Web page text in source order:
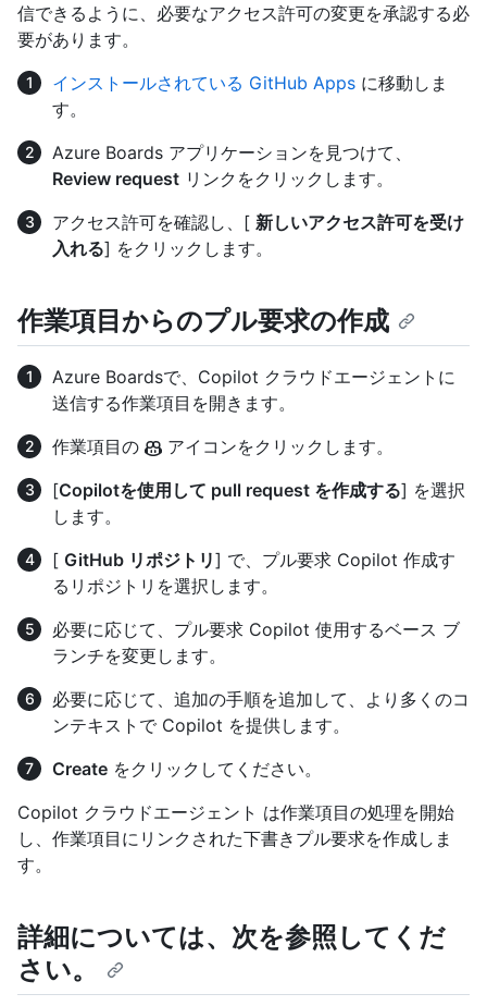
信できるように、必要なアクセス許可の変更を承認する必
要があります。
インストールされている GitHub Apps に移動しま
す。
Azure Boards アプリケーションを見つけて、
Review request リンクをクリックします。
アクセス許可を確認し、[ 新しいアクセス許可を受け
入れる] をクリックします。
作業項目からのプル要求の作成
Azure Boardsで、Copilot クラウドエージェントに
送信する作業項目を開きます。
作業項目の
アイコンをクリックします。
[Copilotを使用して pull request を作成する] を選択
します。
[ GitHub リポジトリ] で、プル要求 Copilot 作成す
るリポジトリを選択します。
必要に応じて、プル要求 Copilot 使用するベース ブ
ランチを変更します。
必要に応じて、追加の手順を追加して、より多くのコ
ンテキストで Copilot を提供します。
Create をクリックしてください。
Copilot クラウドエージェント は作業項目の処理を開始
し、作業項目にリンクされた下書きプル要求を作成しま
す。
詳細については、次を参照してくだ
さい。